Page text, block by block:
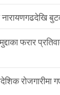
नारायणगढदेखि
फरार
रोजगारीमा